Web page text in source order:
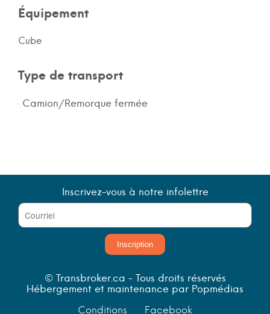
Équipement
Cube
Type de transport
Camion/Remorque fermée
Inscrivez-vous à notre infolettre
Inscription
© Transbroker.ca - Tous droits réservés
Hébergement et maintenance par Popmédias
Conditions
Facebook